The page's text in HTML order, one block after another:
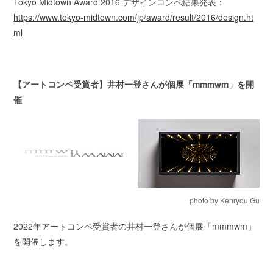
https://www.tokyo-midtown.com/jp/award/result/2016/design.ht
ml
【アートコンペ受賞者】井村一登さんが個展「mmmwm」を開
催
photo by Kenryou Gu
2022年アートコンペ受賞者の井村一登さんが個展「mmmwm」
を開催します。